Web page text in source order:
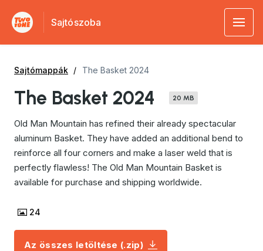
Sajtószoba
Sajtómappák The Basket 2024
The Basket 2024 20 MB
Old Man Mountain has refined their already spectacular
aluminum Basket. They have added an additional bend to
reinforce all four corners and make a laser weld that is
perfectly flawless! The Old Man Mountain Basket is
available for purchase and shipping worldwide.
24
Az összes letöltése (.zip)